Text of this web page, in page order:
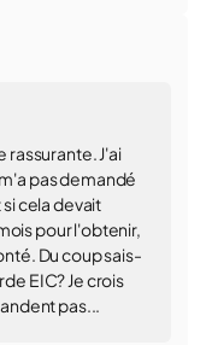
rassurante. J'ai
pas demandé
cela devait
pour l'obtenir,
Du coup sais-
EIC? Je crois
pas...